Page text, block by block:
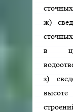
ж)
в
з)